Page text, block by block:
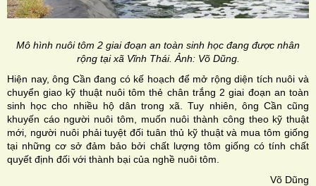
Mô hình nuôi tôm 2 giai đoạn an toàn sinh học đang được nhân
rộng tại xã Vĩnh Thái. Ảnh: Võ Dũng.
Hiện nay, ông Cần đang có kế hoạch để mở rộng diện tích nuôi và
chuyển giao kỹ thuật nuôi tôm thẻ chân trắng 2 giai đoạn an toàn
sinh học cho nhiều hộ dân trong xã. Tuy nhiên, ông Cần cũng
khuyến cáo người nuôi tôm, muốn nuôi thành công theo kỹ thuật
mới, người nuôi phải tuyệt đối tuân thủ kỹ thuật và mua tôm giống
tại những cơ sở đảm bảo bởi chất lượng tôm giống có tính chất
quyết định đối với thành bại của nghề nuôi tôm.
Võ Dũng